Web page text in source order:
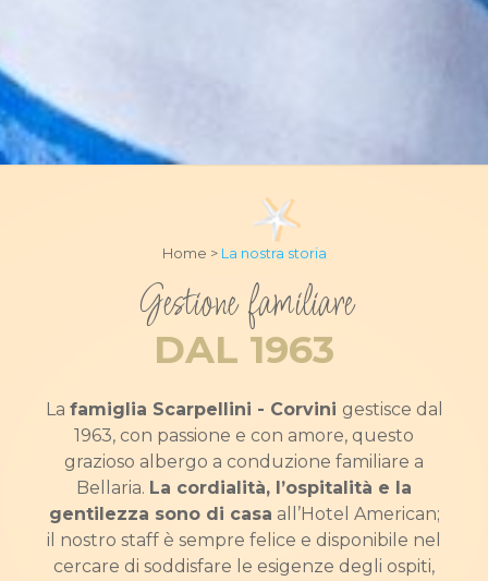
Home >La nostra storia
Gestione familiare
DAL 1963
La famiglia Scarpellini - Corvini gestisce dal
1963, con passione e con amore, questo
grazioso albergo a conduzione familiare a
Bellaria. La cordialità, l’ospitalità e la
gentilezza sono di casa all’Hotel American;
il nostro staff è sempre felice e disponibile nel
cercare di soddisfare le esigenze degli ospiti,